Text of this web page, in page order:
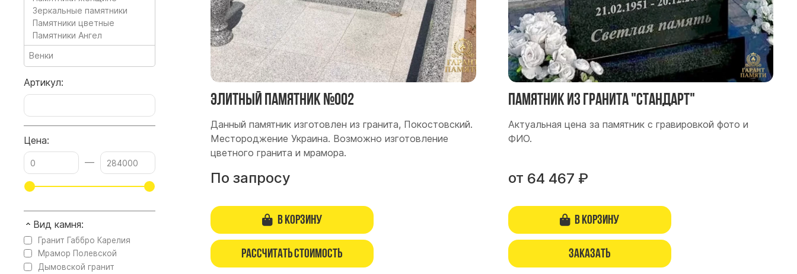
Элитный памятник №002
Данный памятник изготовлен из гранита, Покостовский.
Местороджение Украина. Возможно изготовление
цветного гранита и мрамора.
По запросу
В корзину
Рассчитать стоимость
Памятник из гранита "Стандарт"
Актуальная цена за памятник с гравировкой фото и
ФИО.
от 64 467 ₽
В корзину
Заказать
Зеркальные памятники
Памятники цветные
Памятники Ангел
Венки
Артикул:
Цена:
—
Вид камня:
Гранит Габбро Карелия
Мрамор Полевской
Дымовской гранит